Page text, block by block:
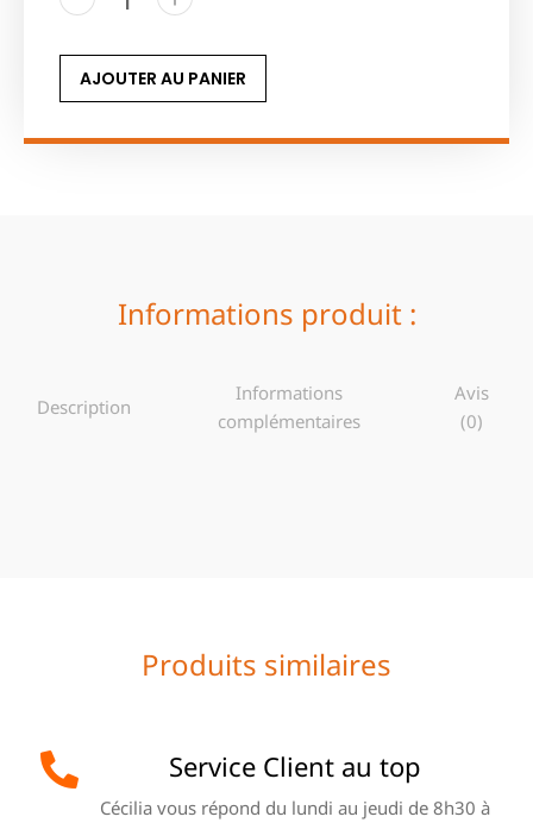
AJOUTER AU PANIER
Informations produit :
Description
Informations
complémentaires
Avis
(0)
Produits similaires
Service Client au top
Cécilia vous répond du lundi au jeudi de 8h30 à